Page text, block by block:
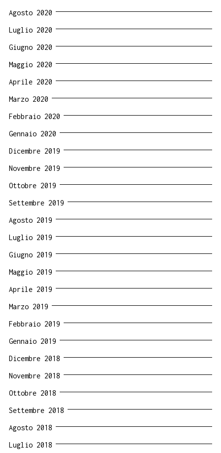
Agosto 2020
Luglio 2020
Giugno 2020
Maggio 2020
Aprile 2020
Marzo 2020
Febbraio 2020
Gennaio 2020
Dicembre 2019
Novembre 2019
Ottobre 2019
Settembre 2019
Agosto 2019
Luglio 2019
Giugno 2019
Maggio 2019
Aprile 2019
Marzo 2019
Febbraio 2019
Gennaio 2019
Dicembre 2018
Novembre 2018
Ottobre 2018
Settembre 2018
Agosto 2018
Luglio 2018